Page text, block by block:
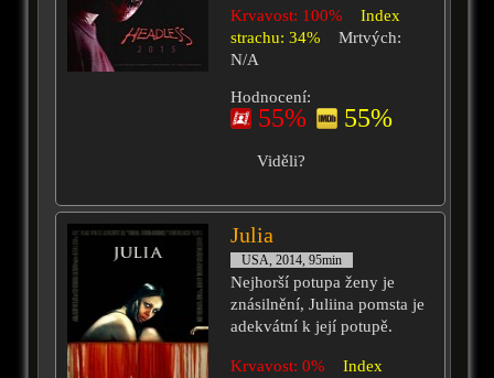
Krvavost: 100%
Index
strachu: 34%
Mrtvých:
N/A
Hodnocení:
55% 55%
Viděli?
Julia
USA, 2014, 95min
Nejhorší potupa ženy je
znásilnění, Juliina pomsta je
adekvátní k její potupě.
Krvavost: 0%
Index